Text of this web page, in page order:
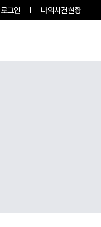
로그인 나의사건현황